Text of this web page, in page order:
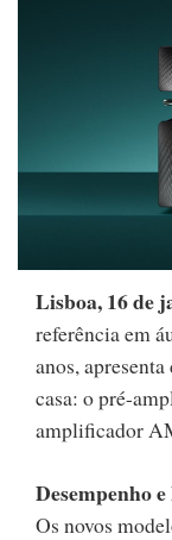
Lisboa, 16 de
referência em
anos,
casa: o pré-
amplificador
Desempenho
Os novos